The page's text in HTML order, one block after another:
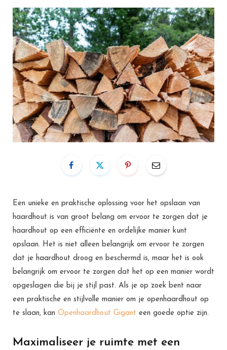
Een unieke en praktische oplossing voor het opslaan van
haardhout is van groot belang om ervoor te zorgen dat je
haardhout op een efficiënte en ordelijke manier kunt
opslaan. Het is niet alleen belangrijk om ervoor te zorgen
dat je haardhout droog en beschermd is, maar het is ook
belangrijk om ervoor te zorgen dat het op een manier wordt
opgeslagen die bij je stijl past. Als je op zoek bent naar
een praktische en stijlvolle manier om je openhaardhout op
te slaan, kan Openhaardhout Gigant een goede optie zijn.
Maximaliseer je ruimte met een